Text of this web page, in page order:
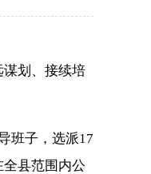
划、接续培
班子，选派17
县范围内公